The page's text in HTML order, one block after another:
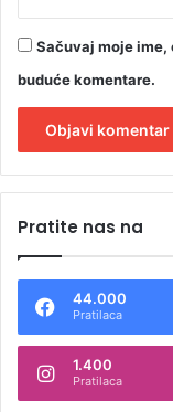
Sačuvaj moje ime,
buduće komentare.
t
n
t
Pratite nas na
44.000
Pratilaca
1.400
Pratilaca